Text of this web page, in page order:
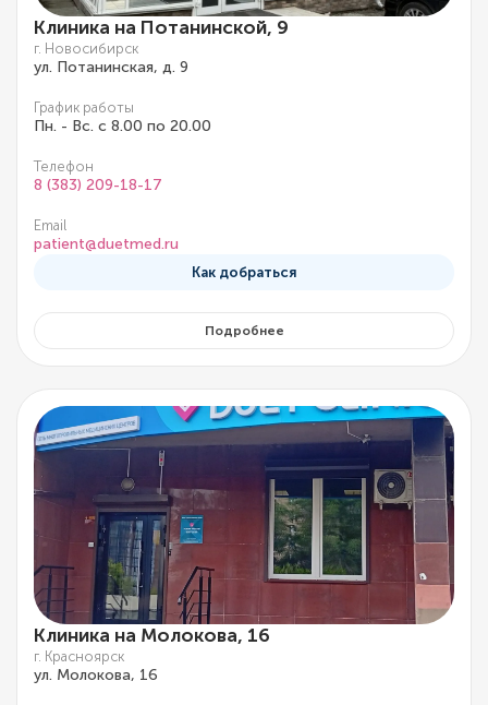
Клиника на Потанинской, 9
г. Новосибирск
ул. Потанинская, д. 9
График работы
Пн. - Вс. с 8.00 по 20.00
Телефон
8 (383) 209-18-17
Email
patient@duetmed.ru
Как добраться
Подробнее
Клиника на Молокова, 16
г. Красноярск
ул. Молокова, 16